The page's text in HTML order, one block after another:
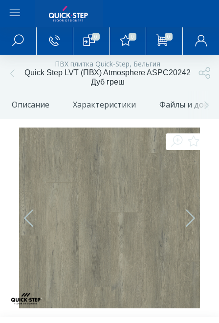
0 0 0
ПВХ плитка Quick-Step, Бельгия
Quick Step LVT (ПВХ) Atmosphere ASPC20242
Дуб греш
Описание Характеристики Файлы и
Главное меню
Главная
О магазине
Акции и скидки
Статьи и обзоры
Фотогалерея
Оплата и доставка
Монтаж